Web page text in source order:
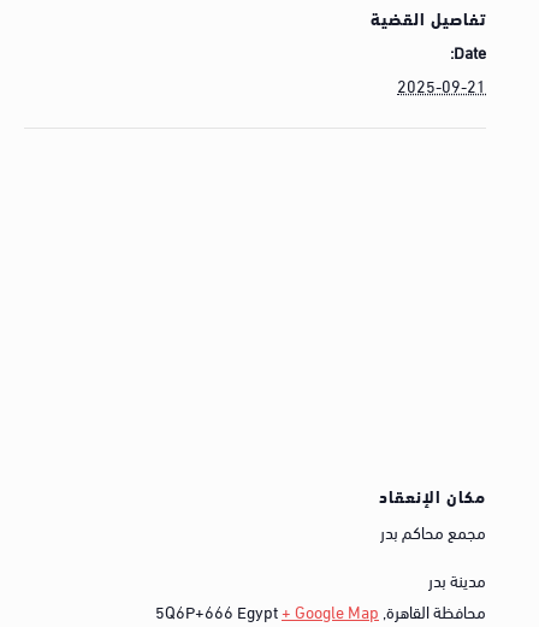
تفاصيل القضية
Date:
2025-09-21
مكان الإنعقاد
مجمع محاكم بدر
مدينة بدر
محافظة القاهرة,
5Q6P+666 Egypt+ Google Map